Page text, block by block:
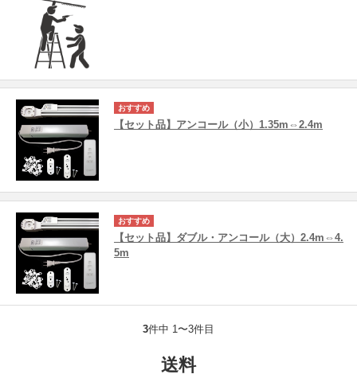
【セット品】アンコール（小）1.35m⇔2.4m
【セット品】ダブル・アンコール（大）2.4m⇔4.
5m
3件中 1〜3件目
送料